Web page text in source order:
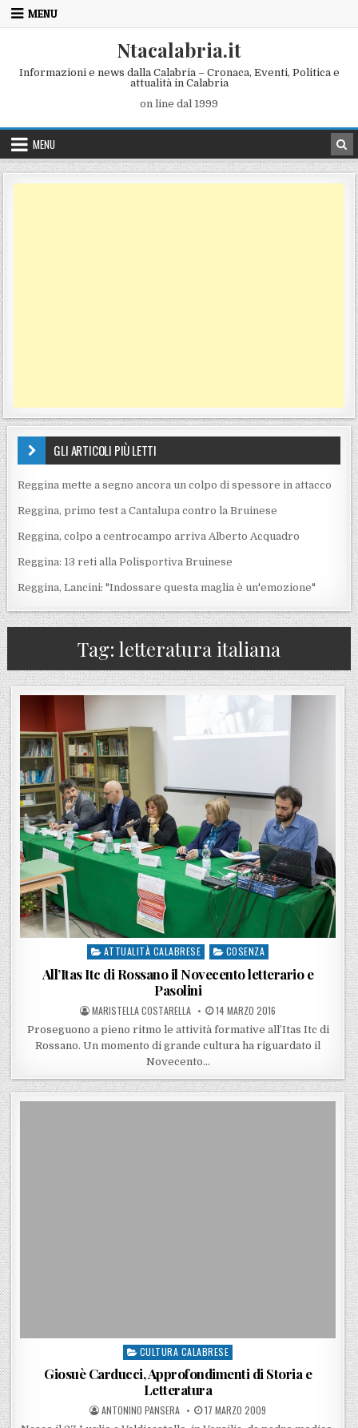
Skip to content
MENU
Ntacalabria.it
Informazioni e news dalla Calabria – Cronaca, Eventi, Politica e
attualità in Calabria
on line dal 1999
MENU
GLI ARTICOLI PIÙ LETTI
Reggina mette a segno ancora un colpo di spessore in attacco
Reggina, primo test a Cantalupa contro la Bruinese
Reggina, colpo a centrocampo arriva Alberto Acquadro
Reggina: 13 reti alla Polisportiva Bruinese
Reggina, Lancini: "Indossare questa maglia è un'emozione"
Tag: letteratura italiana
Posted in
ATTUALITÀ CALABRESE COSENZA
All’Itas Itc di Rossano il Novecento letterario e
Pasolini
POSTED BY
MARISTELLA COSTARELLA POSTED ON
14 MARZO 2016
Proseguono a pieno ritmo le attività formative all’Itas Itc di
Rossano. Un momento di grande cultura ha riguardato il
Novecento…
Posted in
CULTURA CALABRESE
Giosuè Carducci, Approfondimenti di Storia e
Letteratura
POSTED BY
ANTONINO PANSERA POSTED ON
17 MARZO 2009